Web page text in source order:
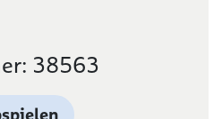
38563